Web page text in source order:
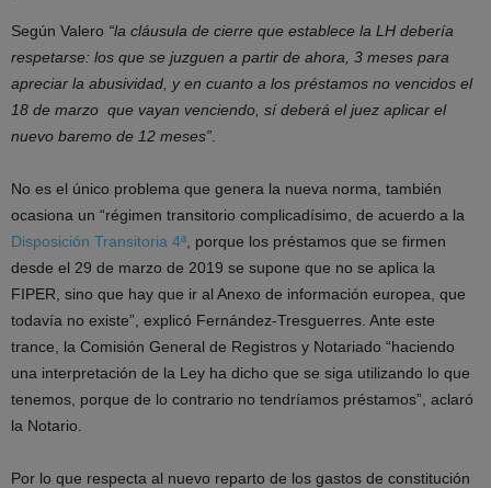
Según Valero “la cláusula de cierre que establece la LH debería
respetarse: los que se juzguen a partir de ahora, 3 meses para
apreciar la abusividad, y en cuanto a los préstamos no vencidos el
18 de marzo que vayan venciendo, sí deberá el juez aplicar el
nuevo baremo de 12 meses”
No es el único problema que genera la nueva norma, también
ocasiona un “régimen transitorio complicadísimo, de acuerdo a la
Disposición Transitoria 4ª , porque los préstamos que se firmen
desde el 29 de marzo de 2019 se supone que no se aplica la
FIPER, sino que hay que ir al Anexo de información europea, que
todavía no existe”, explicó Fernández-Tresguerres. Ante este
trance, la Comisión General de Registros y Notariado “haciendo
una interpretación de la Ley ha dicho que se siga utilizando lo que
tenemos, porque de lo contrario no tendríamos préstamos”, aclaró
la Notario.
Por lo que respecta al nuevo reparto de los gastos de constitución